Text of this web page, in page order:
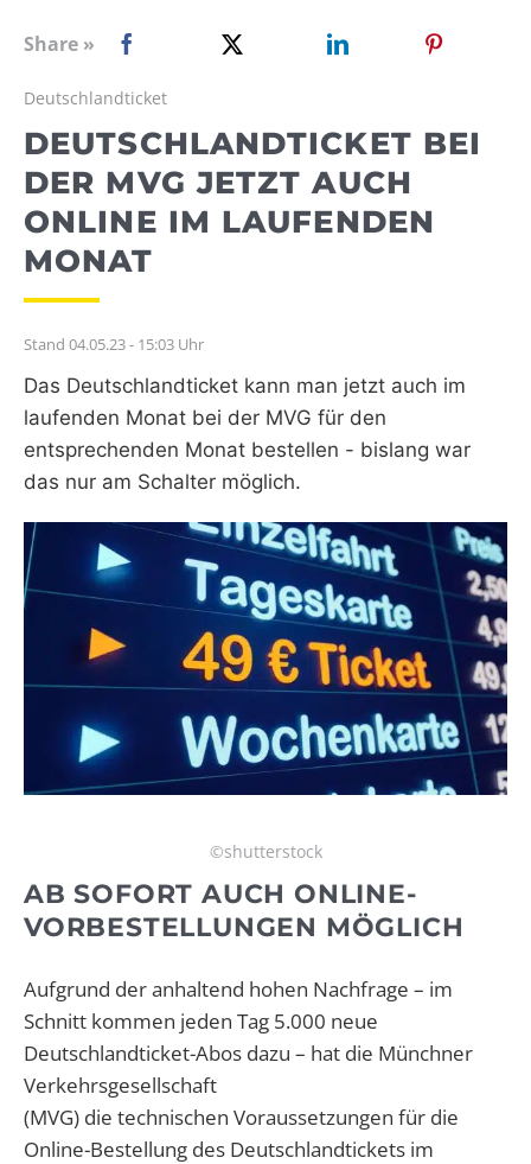
WEBRADIO
Share »
Deutschlandticket
DEUTSCHLANDTICKET BEI
DER MVG JETZT AUCH
ONLINE IM LAUFENDEN
MONAT
Stand 04.05.23 - 15:03 Uhr
Das Deutschlandticket kann man jetzt auch im
laufenden Monat bei der MVG für den
entsprechenden Monat bestellen - bislang war
das nur am Schalter möglich.
©shutterstock
AB SOFORT AUCH ONLINE-
VORBESTELLUNGEN MÖGLICH
Aufgrund der anhaltend hohen Nachfrage – im
Schnitt kommen jeden Tag 5.000 neue
Deutschlandticket-Abos dazu – hat die Münchner
Verkehrsgesellschaft
(MVG) die technischen Voraussetzungen für die
Online-Bestellung des Deutschlandtickets im